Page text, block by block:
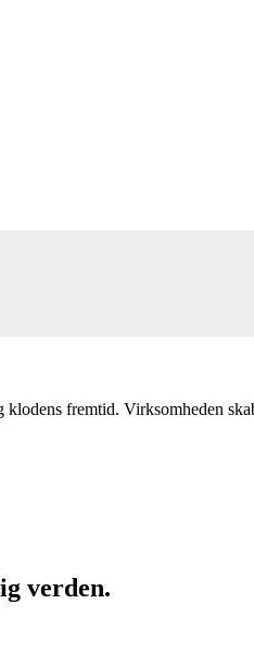
fremtid. Virksomheden
verden.